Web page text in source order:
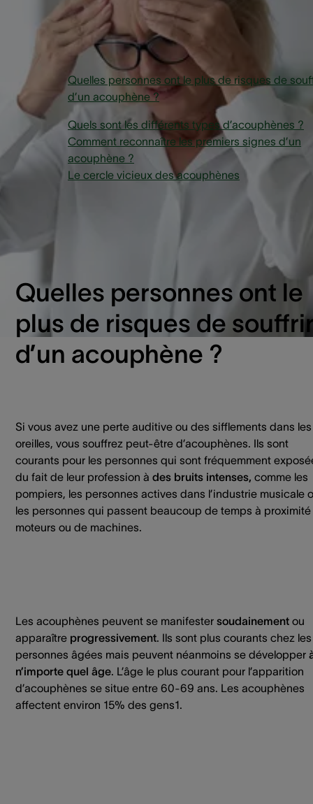
Sommaire
Quelles personnes ont le plus de risques de
d’un acouphène ?
Quels sont les différents types d’acouphènes ?
Comment reconnaître les premiers signes d’un
acouphène ?
Le cercle vicieux des acouphènes
Quelles personnes ont le
plus de risques de
d’un acouphène ?
Si vous avez une perte auditive ou des sifflements dans les
oreilles, vous souffrez peut-être d’acouphènes. Ils sont
courants pour les personnes qui sont fréquemment
du fait de leur profession à des bruits intenses, comme les
pompiers, les personnes actives dans l’industrie musicale
les personnes qui passent beaucoup de temps à
moteurs ou de machines.
Les acouphènes peuvent se manifester soudainement ou
apparaître progressivement. Ils sont plus courants chez les
personnes âgées mais peuvent néanmoins se développer
n’importe quel âge. L’âge le plus courant pour l’apparition
d’acouphènes se situe entre 60-69 ans. Les acouphènes
affectent environ 15% des gens1.